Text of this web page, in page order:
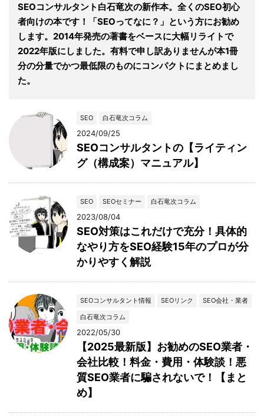
SEOコンサルタント白石竜次の新作本。全くのSEO初心
者向けの本です！「SEOってなに？」という方にお勧め
します。2014年発売の著書をベースに大幅リライトで
2022年版にしました。有料で申し訳ありませんが本1冊
分の分量でかつ最低限のものにコンパクトにまとめまし
た。
SEO 白石竜次コラム
2024/09/25
SEOコンサルタントの【ライティン
グ（構成案）マニュアル】
SEO SEOセミナー 白石竜次コラム
2023/08/04
SEO対策はこれだけで充分！具体的
なやり方をSEO経験15年のプロが分
かりやすく解説
SEOコンサルタント情報 SEOリンク
SEO会社・業者
白石竜次コラム
2022/05/30
【2025最新版】お勧めのSEO業者・
会社比較！料金・費用・体験談！悪
質SEO業者に騙されないで！【まと
め】